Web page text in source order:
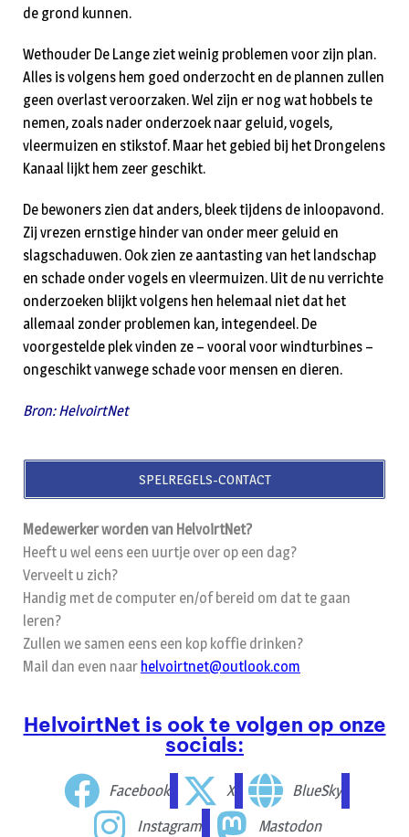
de grond kunnen.
Wethouder De Lange ziet weinig problemen voor zijn plan.
Alles is volgens hem goed onderzocht en de plannen zullen
geen overlast veroorzaken. Wel zijn er nog wat hobbels te
nemen, zoals nader onderzoek naar geluid, vogels,
vleermuizen en stikstof. Maar het gebied bij het Drongelens
Kanaal lijkt hem zeer geschikt.
De bewoners zien dat anders, bleek tijdens de inloopavond.
Zij vrezen ernstige hinder van onder meer geluid en
slagschaduwen. Ook zien ze aantasting van het landschap
en schade onder vogels en vleermuizen. Uit de nu verrichte
onderzoeken blijkt volgens hen helemaal niet dat het
allemaal zonder problemen kan, integendeel. De
voorgestelde plek vinden ze – vooral voor windturbines –
ongeschikt vanwege schade voor mensen en dieren.
Bron: HelvoirtNet
SPELREGELS-CONTACT
Medewerker worden van HelvoirtNet?
Heeft u wel eens een uurtje over op een dag?
Verveelt u zich?
Handig met de computer en/of bereid om dat te gaan
leren?
Zullen we samen eens een kop koffie drinken?
Mail dan even naar helvoirtnet@outlook.com
HelvoirtNet is ook te volgen op onze
socials:
Facebook X
BlueSky
Instagram
Mastodon